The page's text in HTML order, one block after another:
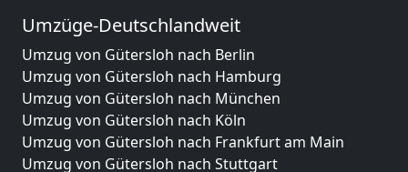
Umzüge-Deutschlandweit
Umzug von Gütersloh nach Berlin
Umzug von Gütersloh nach Hamburg
Umzug von Gütersloh nach München
Umzug von Gütersloh nach Köln
Umzug von Gütersloh nach Frankfurt am Main
Umzug von Gütersloh nach Stuttgart